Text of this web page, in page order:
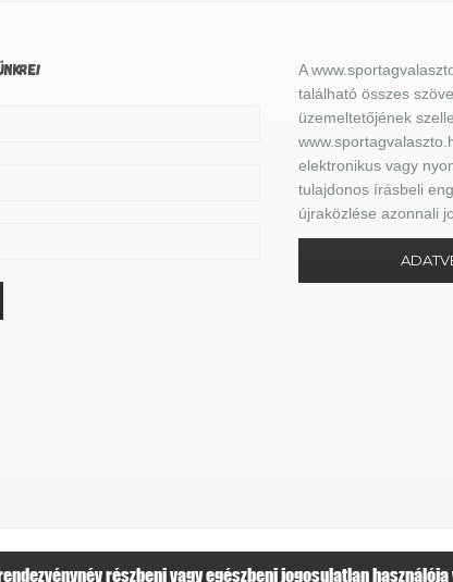
A
található összes
üzemeltetőjének
elektronikus vagy
tulajdonos írásbeli
újraközlése azonnali
A rendezvénynév részbeni vagy egészbeni jogosulatlan